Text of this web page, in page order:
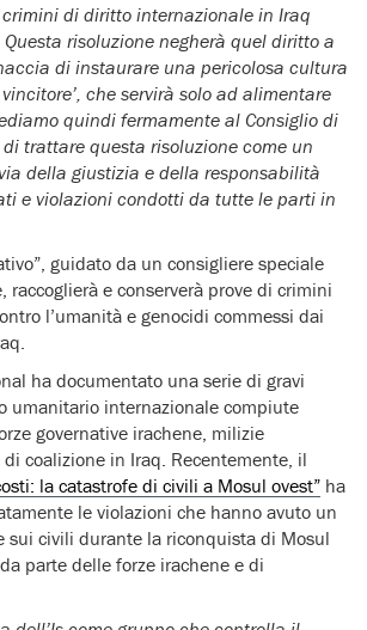
di diritto internazionale in Iraq
risoluzione negherà quel diritto a
di instaurare una pericolosa cultura
che servirà solo ad alimentare
quindi fermamente al Consiglio di
di trattare questa risoluzione come un
della giustizia e della responsabilità
e violazioni condotti da tutte le parti in
guidato da un consigliere speciale
raccoglierà e conserverà prove di crimini
l’umanità e genocidi commessi dai
ha documentato una serie di gravi
umanitario internazionale compiute
governative irachene, milizie
coalizione in Iraq. Recentemente, il
la catastrofe di civili a Mosul ovest” ha
le violazioni che hanno avuto un
sui civili durante la riconquista di Mosul
parte delle forze irachene e di